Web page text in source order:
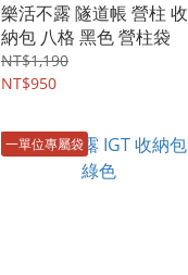
樂活不露 隧道帳 營柱 收
納包 八格 黑色 營柱袋
NT$1,190
NT$950
一單位專屬袋